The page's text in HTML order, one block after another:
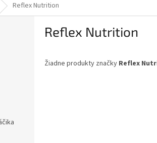
Reflex Nutrition
Reflex Nutrition
Žiadne produkty značky Reflex